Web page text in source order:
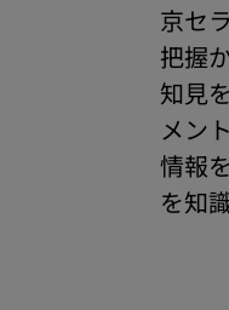
京セ
把握
知見
メン
情報
を知